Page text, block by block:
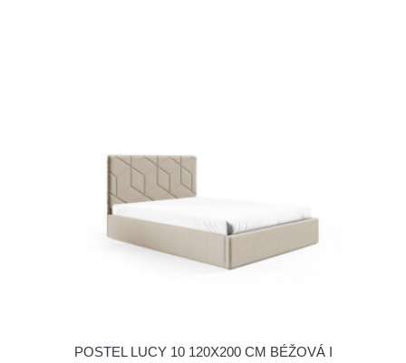
POSTEL LUCY 10 120X200 CM BÉŽOVÁ I